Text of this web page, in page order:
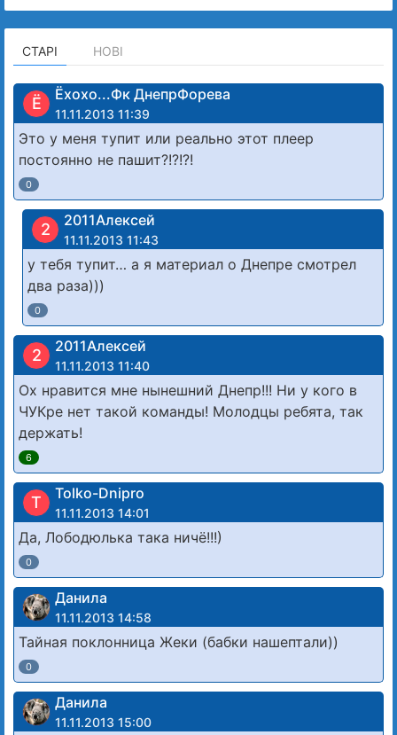
СТАРІ НОВІ
Ё Ёхохо...Фк ДнепрФорева
11.11.2013 11:39
Это у меня тупит или реально этот плеер
постоянно не пашит?!?!?!
0
2 2011Алексей
11.11.2013 11:43
у тебя тупит… а я материал о Днепре смотрел
два раза)))
0
2 2011Алексей
11.11.2013 11:40
Ох нравится мне нынешний Днепр!!! Ни у кого в
ЧУКре нет такой команды! Молодцы ребята, так
держать!
6
T Tolko-Dnipro
11.11.2013 14:01
Да, Лободюлька така ничё!!!)
0
Данила
11.11.2013 14:58
Тайная поклонница Жеки (бабки нашептали))
0
Данила
11.11.2013 15:00